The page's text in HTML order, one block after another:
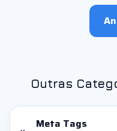
Outras
Meta Tags